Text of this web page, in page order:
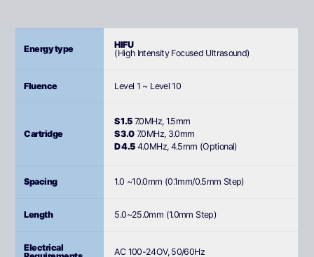
Energy type
HIFU
(High Intensity Focused Ultrasound)
Fluence Level 1 ~ Level 10
Cartridge
S 1.57.0MHz, 1.5mm
S 3.07.0MHz, 3.0mm
D 4.54.0MHz, 4.5mm (Optional)
Spacing 1.0 ~10.0mm (0.1mm/0.5mm Step)
Length 5.0~25.0mm (1.0mm Step)
Electrical
AC 100-24OV, 50/60Hz